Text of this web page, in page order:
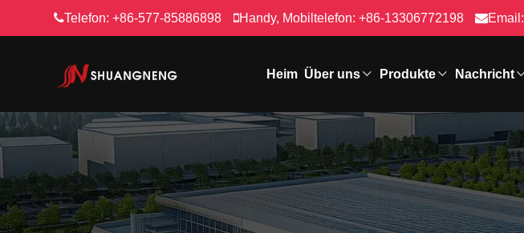
Telefon:+86-577-85886898 Handy, Mobiltelefon: +86-13306772198 Email:
Heim Über uns Produkte Nachricht